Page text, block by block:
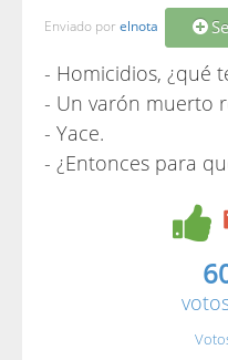
Enviado por elnota
- Homicidios, ¿qué
- Un varón muerto
- Yace.
- ¿Entonces para